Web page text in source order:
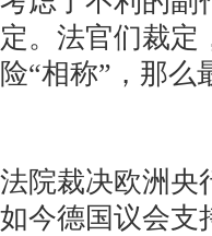
。法官们裁
“相称”，那
裁决欧洲央
今德国议会